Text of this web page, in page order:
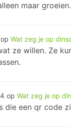
maar
op Wat zeg je op
ze willen. Ze
op Wat zeg je op
die een qr code